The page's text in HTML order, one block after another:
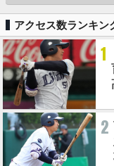
アクセス数ランキン
1
2